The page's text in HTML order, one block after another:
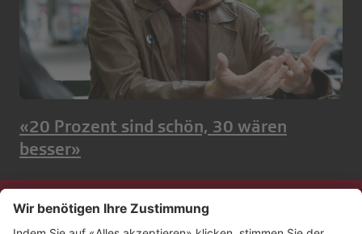
«20 Prozent sind schön, 30 wären
besser»